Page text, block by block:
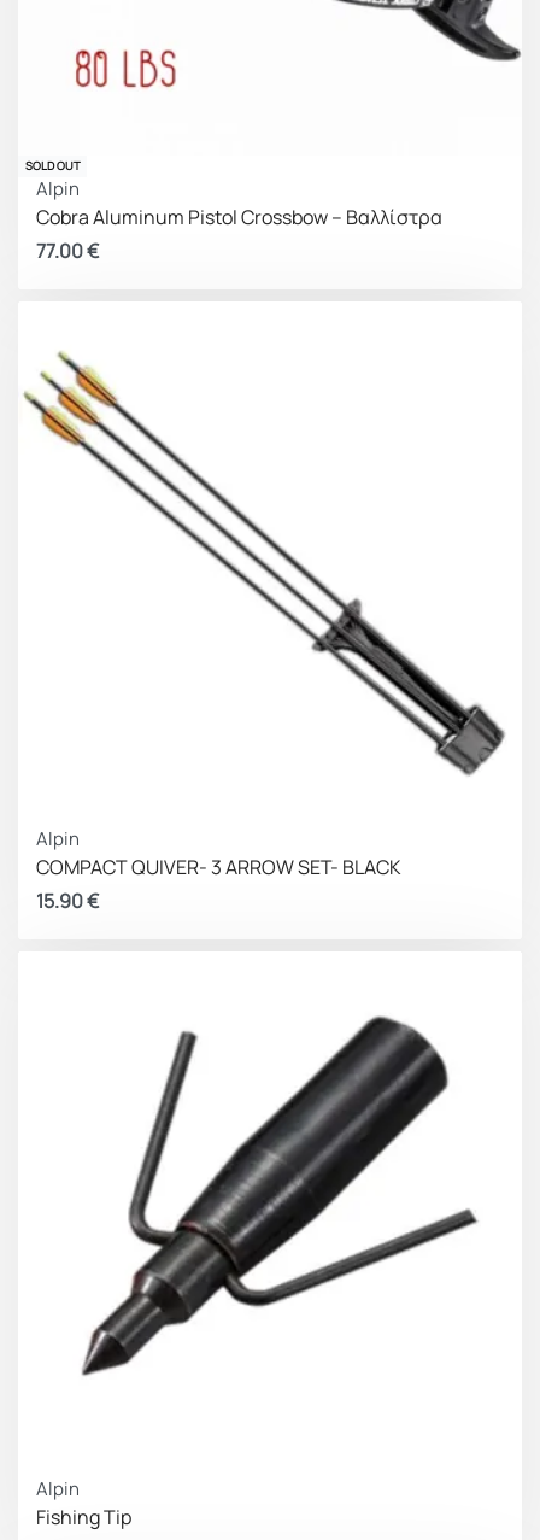
SOLD OUT
Alpin
Cobra Aluminum Pistol Crossbow – Βαλλίστρα
77.00€
Alpin
COMPACT QUIVER- 3 ARROW SET- BLACK
15.90€
Alpin
Fishing Tip